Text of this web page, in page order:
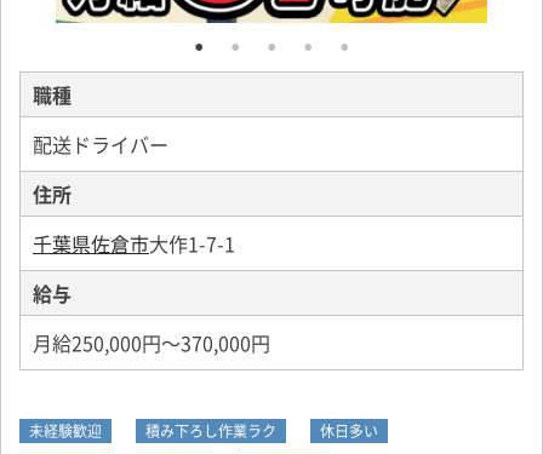
職種
配送ドライバー
住所
千葉県佐倉市大作1-7-1
給与
月給250,000円～370,000円
未経験歓迎 積み下ろし作業ラク
休日多い